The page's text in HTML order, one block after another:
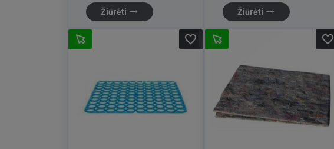
Žiūrėti trending_flat Žiūrėti trending_flat
favorite_border favorite_border